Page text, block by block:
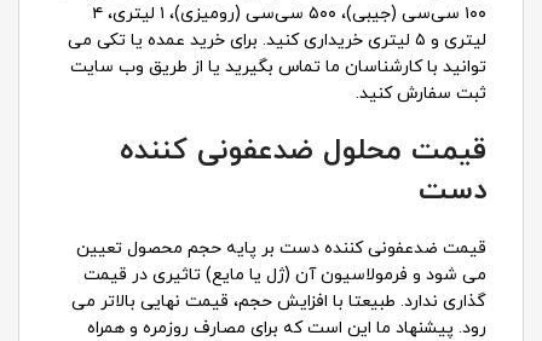
۱۰۰ سی‌سی (جیبی)، ۵۰۰ سی‌سی (رومیزی)، ۱ لیتری، ۴
لیتری و ۵ لیتری خریداری کنید. برای خرید عمده یا تکی می
توانید با کارشناسان ما تماس بگیرید یا از طریق وب سایت
ثبت سفارش کنید.
قیمت محلول ضدعفونی کننده
دست
قیمت ضدعفونی کننده دست بر پایه حجم محصول تعیین
می شود و فرمولاسیون آن (ژل یا مایع) تاثیری در قیمت
گذاری ندارد. طبیعتا با افزایش حجم، قیمت نهایی بالاتر می
رود. پیشنهاد ما این است که برای مصارف روزمره و همراه